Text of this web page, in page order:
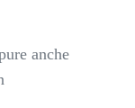
anche